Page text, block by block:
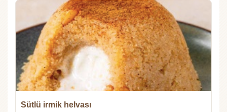
Sütlü irmik helvası